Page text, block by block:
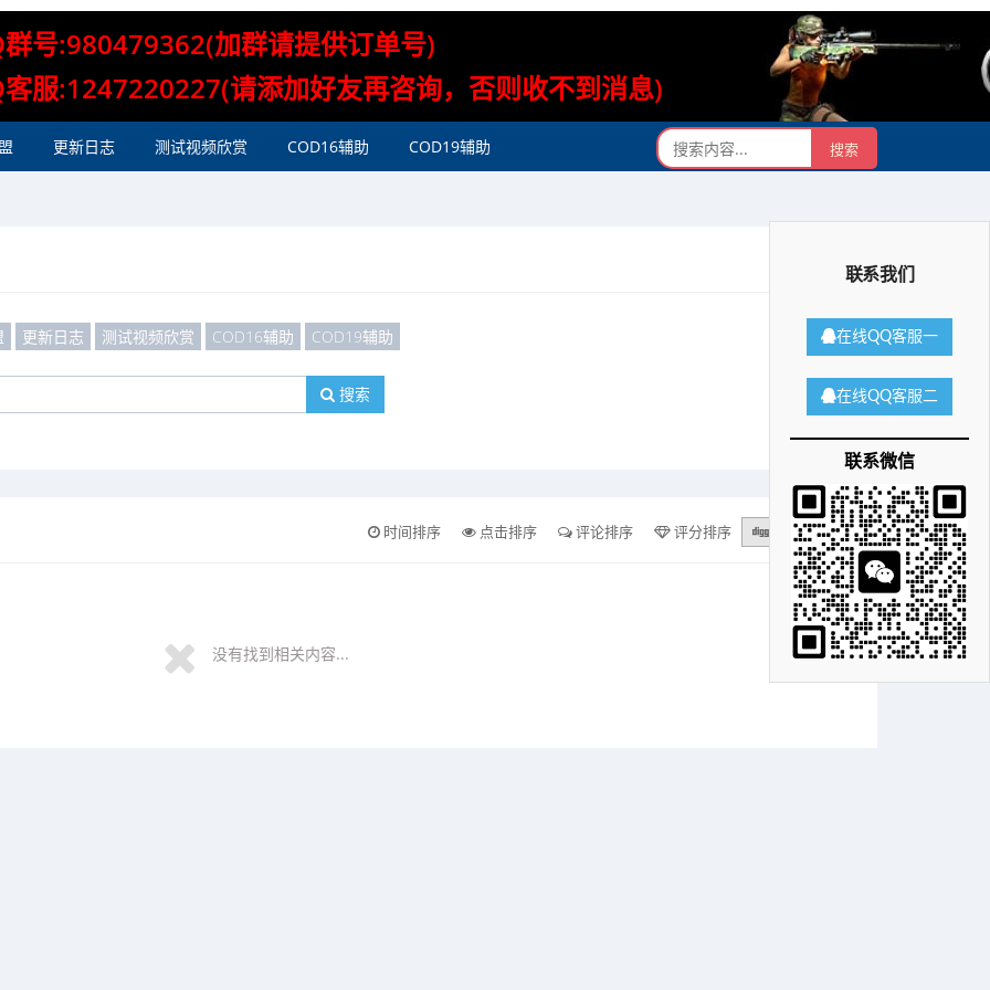
号:980479362(加群请提供订单号)
服:1247220227(请添加好友再咨询，否则收不到消息)
更新日志 测试视频欣赏 COD16辅助 COD19辅助
联系我们
在线QQ客服一
在线QQ客服二
联系微信
更新日志 测试视频欣赏 COD16辅助 COD19辅助
搜索
时间排序 点击排序 评论排序 评分排序 支持量排序
没有找到相关内容...